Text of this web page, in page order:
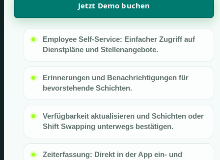
Jetzt Demo buchen
Employee Self-Service: Einfacher Zugriff auf
Dienstpläne und Stellenangebote.
Erinnerungen und Benachrichtigungen für
bevorstehende Schichten.
Verfügbarkeit aktualisieren und Schichten oder
Shift Swapping unterwegs bestätigen.
Zeiterfassung: Direkt in der App ein- und